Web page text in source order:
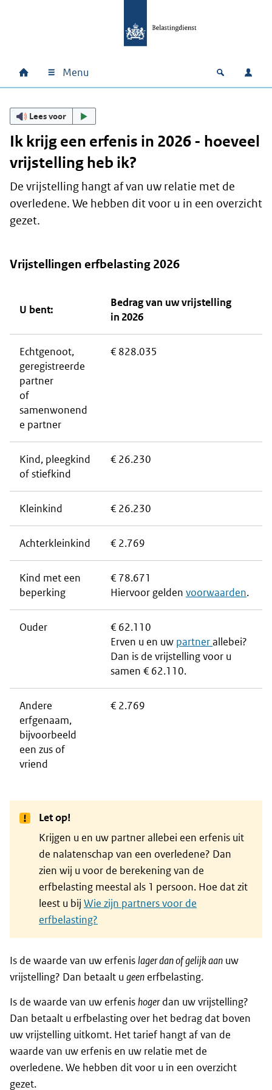
Hoofdnavigatie
Home Menu Open
Lees voor
Ik krijg een erfenis in 2026 - hoeveel
vrijstelling heb ik?
De vrijstelling hangt af van uw relatie met de
overledene. We hebben dit voor u in een overzicht
gezet.
Vrijstellingen erfbelasting 2026
U bent:
Bedrag van uw vrijstelling
in 2026
Echtgenoot,
geregistreerde
partner
of
samenwonend
e partner
€ 828.035
Kind, pleegkind
of stiefkind
€ 26.230
Kleinkind € 26.230
Achterkleinkind € 2.769
Kind met een
beperking
€ 78.671
Hiervoor gelden voorwaarden.
Ouder
€ 62.110
Erven u en uw partnerallebei?
Dan is de vrijstelling voor u
samen € 62.110.
Andere
erfgenaam,
bijvoorbeeld
een zus of
vriend
€ 2.769
Let op!
Krijgen u en uw partner allebei een erfenis uit
de nalatenschap van een overledene? Dan
zien wij u voor de berekening van de
erfbelasting meestal als 1 persoon. Hoe dat zit
leest u bij Wie zijn partners voor de
erfbelasting?
Is de waarde van uw erfenislager dan of gelijk aan uw
vrijstelling? Dan betaalt u geen erfbelasting.
Is de waarde van uw erfenishogerdan uw vrijstelling?
Dan betaalt u erfbelasting over het bedrag dat boven
uw vrijstelling uitkomt. Het tarief hangt af van de
waarde van uw erfenis en uw relatie met de
overledene. We hebben dit voor u in een overzicht
gezet.